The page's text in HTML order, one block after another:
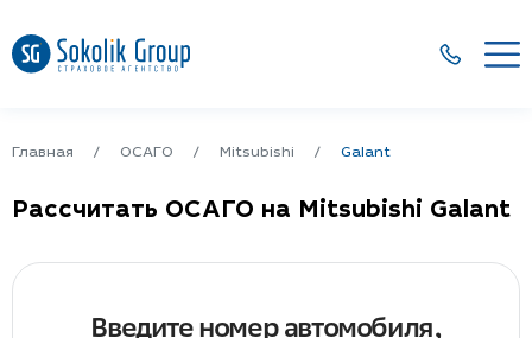
Главная ОСАГО Mitsubishi Galant
Рассчитать ОСАГО на Mitsubishi Galant